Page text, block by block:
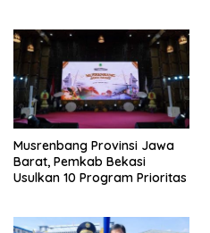
Musrenbang Provinsi Jawa
Barat, Pemkab Bekasi
Usulkan 10 Program Prioritas